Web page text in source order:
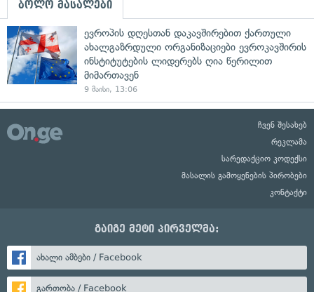
ბოლო მასალები
ევროპის დღესთან დაკავშირებით ქართული
ახალგაზრდული ორგანიზაციები ევროკავშირის
ინსტიტუტების ლიდერებს ღია წერილით
მიმართავენ
9 მაისი, 13:06
ჩვენ შესახებ
რეკლამა
სარედაქციო კოდექსი
მასალის გამოყენების პირობები
კონტაქტი
გაიგე მეტი პირველმა:
ახალი ამბები / Facebook
გართობა / Facebook